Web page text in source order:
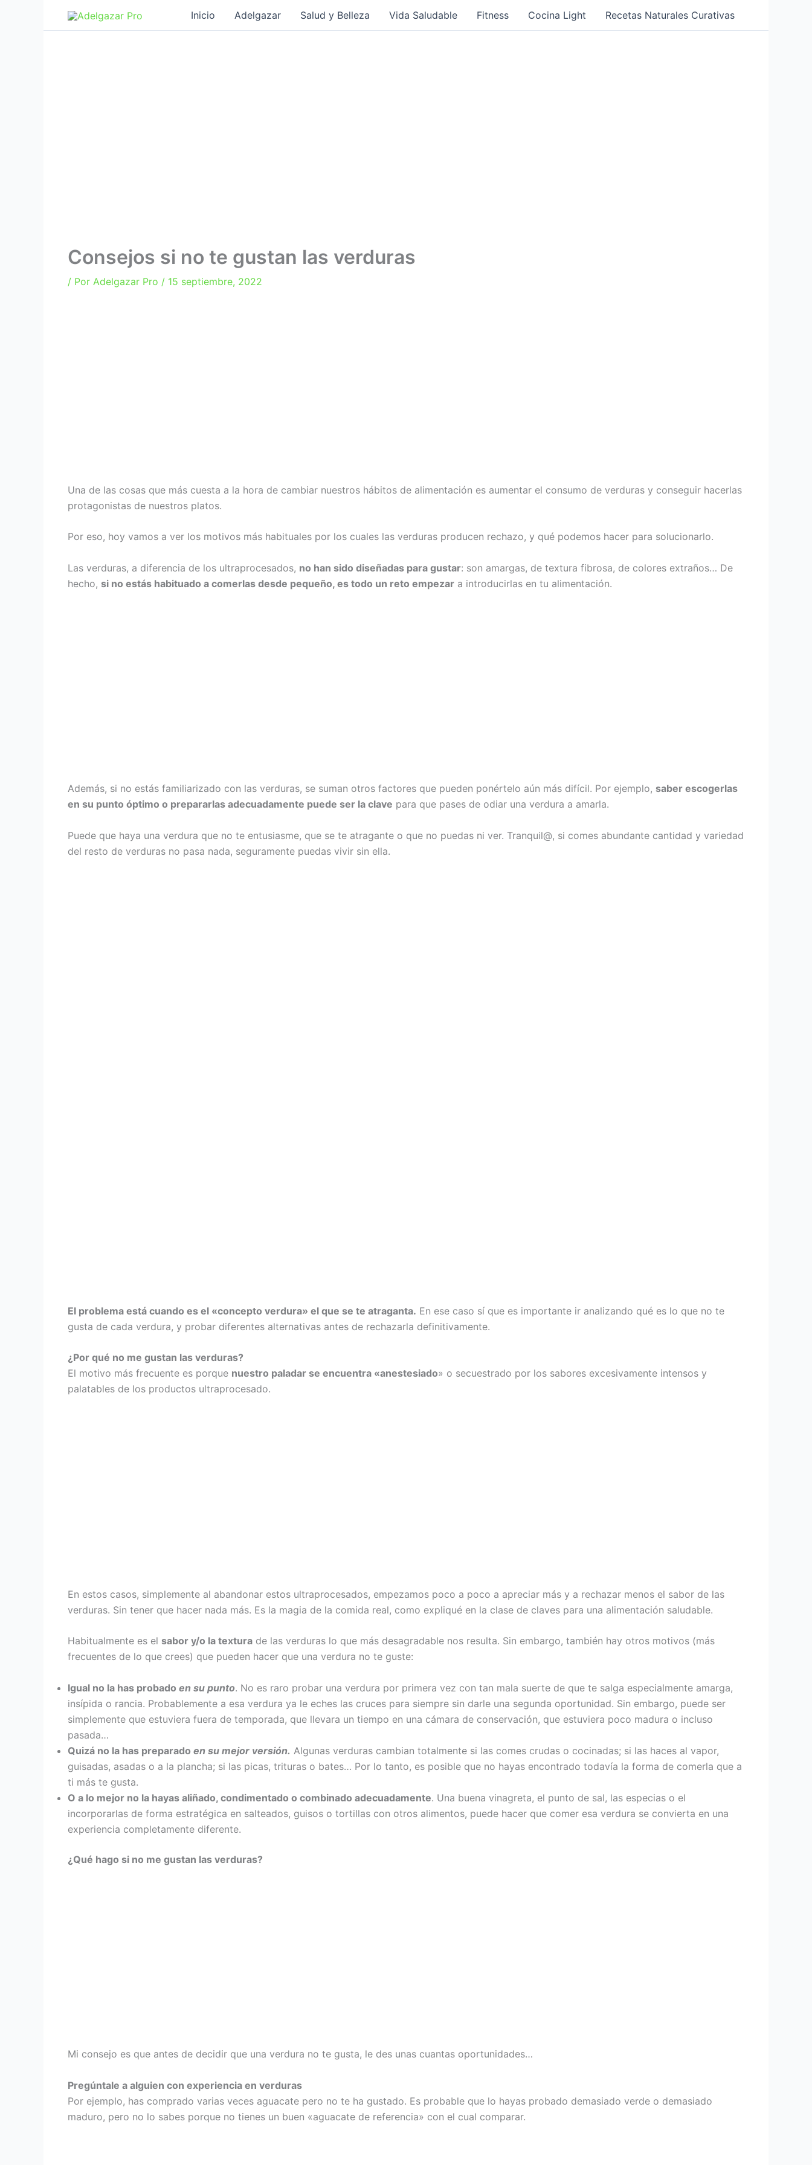
Inicio Adelgazar Salud y Belleza Vida Saludable Fitness Cocina Light Recetas Naturales Curativas
Consejos si no te gustan las verduras
/ Por Adelgazar Pro / 15 septiembre, 2022
Una de las cosas que más cuesta a la hora de cambiar nuestros hábitos de alimentación es aumentar el consumo de verduras y conseguir hacerlas
protagonistas de nuestros platos.
Por eso, hoy vamos a ver los motivos más habituales por los cuales las verduras producen rechazo, y qué podemos hacer para solucionarlo.
Las verduras, a diferencia de los ultraprocesados, no han sido diseñadas para gustar: son amargas, de textura fibrosa, de colores extraños… De
hecho, si no estás habituado a comerlas desde pequeño, es todo un reto empezar a introducirlas en tu alimentación.
Además, si no estás familiarizado con las verduras, se suman otros factores que pueden ponértelo aún más difícil. Por ejemplo, saber escogerlas
en su punto óptimo o prepararlas adecuadamente puede ser la clave para que pases de odiar una verdura a amarla.
Puede que haya una verdura que no te entusiasme, que se te atragante o que no puedas ni ver. Tranquil@, si comes abundante cantidad y variedad
del resto de verduras no pasa nada, seguramente puedas vivir sin ella.
El problema está cuando es el «concepto verdura» el que se te atraganta. En ese caso sí que es importante ir analizando qué es lo que no te
gusta de cada verdura, y probar diferentes alternativas antes de rechazarla definitivamente.
¿Por qué no me gustan las verduras?
El motivo más frecuente es porque nuestro paladar se encuentra «anestesiado» o secuestrado por los sabores excesivamente intensos y
palatables de los productos ultraprocesado.
En estos casos, simplemente al abandonar estos ultraprocesados, empezamos poco a poco a apreciar más y a rechazar menos el sabor de las
verduras. Sin tener que hacer nada más. Es la magia de la comida real, como expliqué en la clase de claves para una alimentación saludable.
Habitualmente es el sabor y/o la textura de las verduras lo que más desagradable nos resulta. Sin embargo, también hay otros motivos (más
frecuentes de lo que crees) que pueden hacer que una verdura no te guste:
Igual no la has probado en su punto. No es raro probar una verdura por primera vez con tan mala suerte de que te salga especialmente amarga,
insípida o rancia. Probablemente a esa verdura ya le eches las cruces para siempre sin darle una segunda oportunidad. Sin embargo, puede ser
simplemente que estuviera fuera de temporada, que llevara un tiempo en una cámara de conservación, que estuviera poco madura o incluso
pasada…
Quizá no la has preparado en su mejor versión. Algunas verduras cambian totalmente si las comes crudas o cocinadas; si las haces al vapor,
guisadas, asadas o a la plancha; si las picas, trituras o bates… Por lo tanto, es posible que no hayas encontrado todavía la forma de comerla que a
ti más te gusta.
O a lo mejor no la hayas aliñado, condimentado o combinado adecuadamente. Una buena vinagreta, el punto de sal, las especias o el
incorporarlas de forma estratégica en salteados, guisos o tortillas con otros alimentos, puede hacer que comer esa verdura se convierta en una
experiencia completamente diferente.
¿Qué hago si no me gustan las verduras?
Mi consejo es que antes de decidir que una verdura no te gusta, le des unas cuantas oportunidades…
Pregúntale a alguien con experiencia en verduras
Por ejemplo, has comprado varias veces aguacate pero no te ha gustado. Es probable que lo hayas probado demasiado verde o demasiado
maduro, pero no lo sabes porque no tienes un buen «aguacate de referencia» con el cual comparar.